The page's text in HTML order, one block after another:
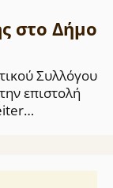
στο Δήμο
Συλλόγου
επιστολή